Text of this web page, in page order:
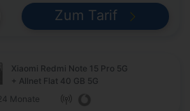
Zum Tarif
Xiaomi Redmi Note 15 Pro 5G
+ Allnet Flat 40 GB 5G
24 Monate